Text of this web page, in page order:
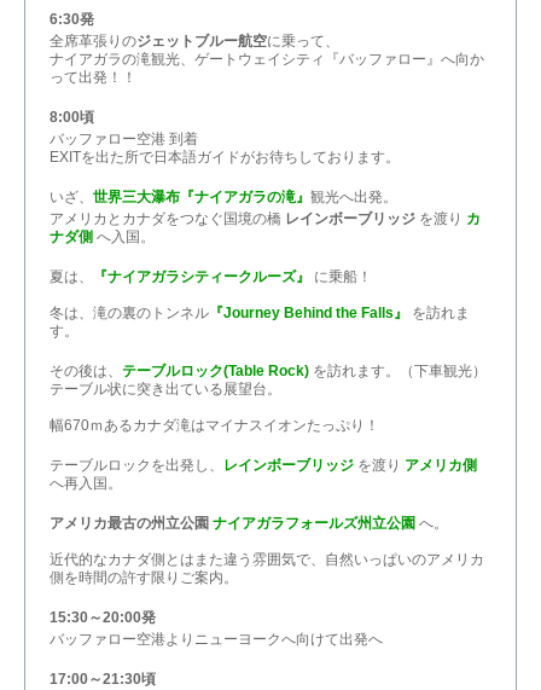
6:30発
全席革張りのジェットブルー航空に乗って、
ナイアガラの滝観光、ゲートウェイシティ『バッファロー』へ向か
って出発！！
8:00頃
バッファロー空港 到着
EXITを出た所で日本語ガイドがお待ちしております。
いざ、 世界三大瀑布『ナイアガラの滝』 観光へ出発。
アメリカとカナダをつなぐ国境の橋 レインボーブリッジ を渡り カ
ナダ側 へ入国。
夏は、 『ナイアガラシティークルーズ』 に乗船！
冬は、滝の裏のトンネル 『Journey Behind the Falls』
を訪れま
す。
その後は、 テーブルロック(Table Rock) を訪れます。（下車観光）
テーブル状に突き出ている展望台。
幅670ｍあるカナダ滝はマイナスイオンたっぷり！
テーブルロックを出発し、 レインボーブリッジ を渡り アメリカ側
へ再入国。
アメリカ最古の州立公園 ナイアガラフォールズ州立公園 へ。
近代的なカナダ側とはまた違う雰囲気で、自然いっぱいのアメリカ
側を時間の許す限りご案内。
15:30～20:00発
バッファロー空港よりニューヨークへ向けて出発へ
17:00～21:30頃